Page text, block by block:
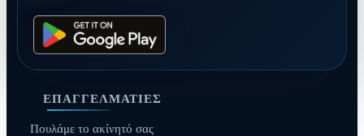
ΕΠΑΓΓΕΛΜΑΤΊΕΣ
Πουλάμε το ακίνητό σας